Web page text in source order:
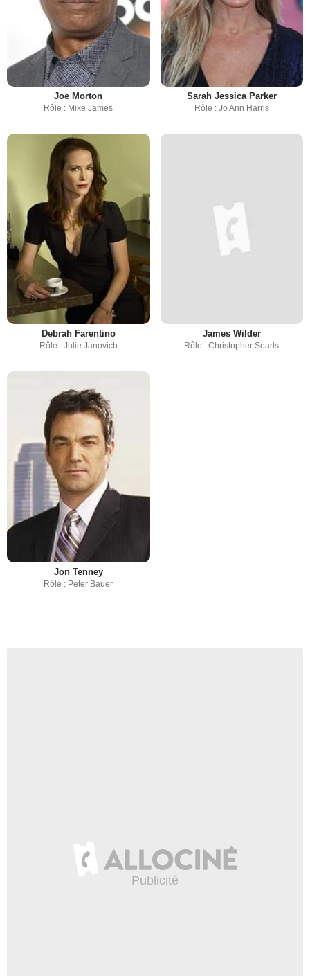
Joe Morton
Rôle : Mike James
Sarah Jessica Parker
Rôle : Jo Ann Harris
Debrah Farentino
Rôle : Julie Janovich
James Wilder
Rôle : Christopher Searls
Jon Tenney
Rôle : Peter Bauer